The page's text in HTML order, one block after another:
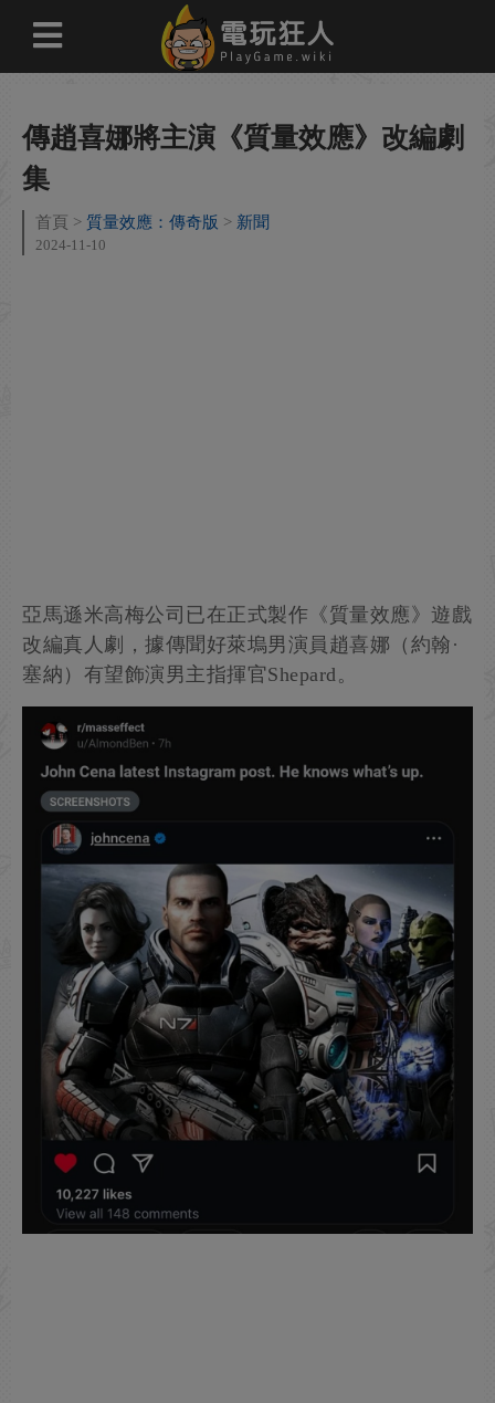
傳趙喜娜將主演《質量效應》改編劇
集
首頁 質量效應：傳奇版 新聞
2024-11-10
亞馬遜米高梅公司已在正式製作《質量效應》遊戲
改編真人劇，據傳聞好萊塢男演員趙喜娜（約翰·
塞納）有望飾演男主指揮官Shepard。